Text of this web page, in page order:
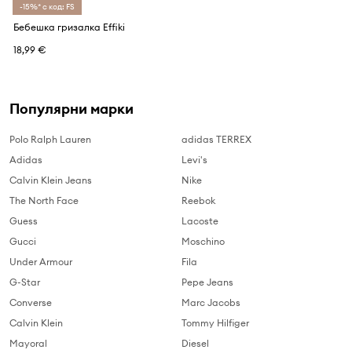
-15%* с код: FS
Бебешка гризалка Effiki
18,99 €
Популярни марки
Polo Ralph Lauren
Adidas
Calvin Klein Jeans
The North Face
Guess
Gucci
Under Armour
G-Star
Converse
Calvin Klein
Mayoral
adidas TERREX
Levi's
Nike
Reebok
Lacoste
Moschino
Fila
Pepe Jeans
Marc Jacobs
Tommy Hilfiger
Diesel